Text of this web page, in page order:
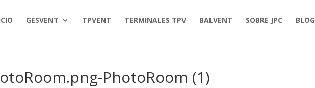
GESVENT TPVENT TERMINALES TPV BALVENT SOBRE JPC BLOG
PhotoRoom (1)